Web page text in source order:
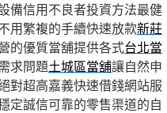
備信用不良者投資方法最健
用繁複的手續快速放款新莊
的優質當舖提供各式台北當
求問題土城區當舖讓自然申
對超高嘉義快速借錢網站服
定誠信可靠的零售渠道的自